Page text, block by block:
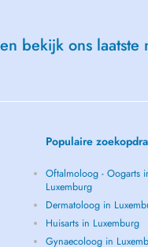
bekijk ons laatste
Populaire
Oftalmoloog - Oogarts
Luxemburg
Dermatoloog in
Huisarts in Luxemburg
Gynaecoloog in